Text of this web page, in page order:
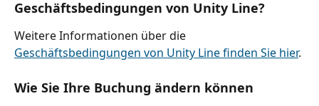
Geschäftsbedingungen von Unity Line?
Weitere Informationen über die
Geschäftsbedingungen von Unity Line finden Sie hier.
Wie Sie Ihre Buchung ändern können